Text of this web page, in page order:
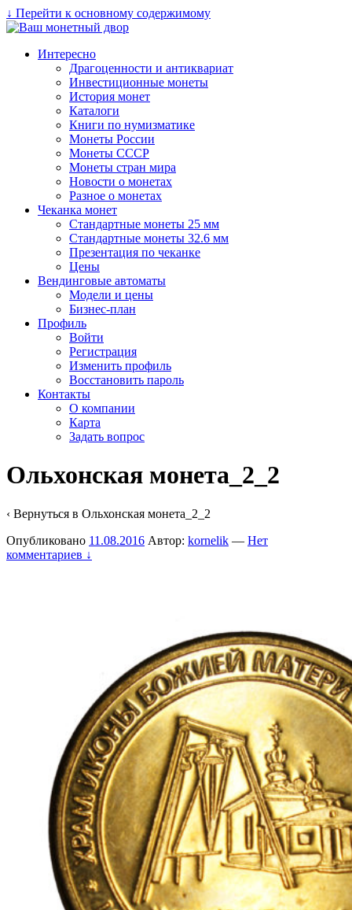
↓ Перейти к основному содержимому
Интересно
Драгоценности и антиквариат
Инвестиционные монеты
История монет
Каталоги
Книги по нумизматике
Монеты России
Монеты СССР
Монеты стран мира
Новости о монетах
Разное о монетах
Чеканка монет
Стандартные монеты 25 мм
Стандартные монеты 32.6 мм
Презентация по чеканке
Цены
Вендинговые автоматы
Модели и цены
Бизнес-план
Профиль
Войти
Регистрация
Изменить профиль
Восстановить пароль
Контакты
О компании
Карта
Задать вопрос
Ольхонская монета_2_2
‹ Вернуться в Ольхонская монета_2_2
Опубликовано 11.08.2016 Автор: kornelik — Нет
комментариев ↓